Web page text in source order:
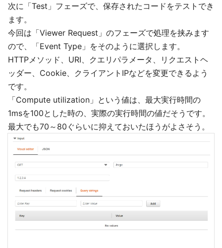
次に「Test」フェーズで、保存されたコードをテストでき
ます。
今回は「Viewer Request」のフェーズで処理を挟みます
ので、「Event Type」をそのように選択します。
HTTPメソッド、URI、クエリパラメータ、リクエストヘ
ッダー、Cookie、クライアントIPなどを変更できるよう
です。
「Compute utilization」という値は、最大実行時間の
1msを100とした時の、実際の実行時間の値だそうです。
最大でも70～80ぐらいに抑えておいたほうがよさそう。